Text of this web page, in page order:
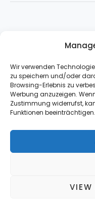
Wir verwenden
zu speichern und/oder
Browsing-Erlebnis zu
Werbung anzuzeigen.
Zustimmung widerrufst,
Funktionen beeinträchtigen.
VIEW